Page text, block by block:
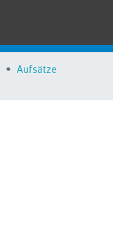
Aufsätze